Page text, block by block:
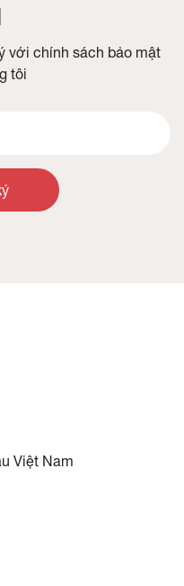
với chính sách bảo mật
tôi
Việt Nam